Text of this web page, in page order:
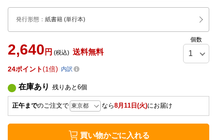
発行形態 ： 紙書籍 (単行本)
2,640 円 (税込) 送料無料
個数
24ポイント 1倍 内訳
在庫あり 残りあと 6個
正午までのご注文で なら8月11日(火)にお届け
買い物かごに入れる